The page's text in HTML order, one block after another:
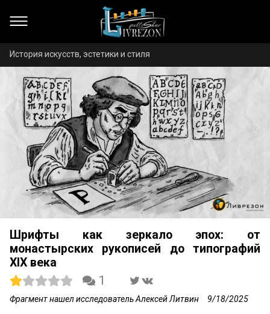
История искусств, эстетики и стиля
Шрифты как зеркало эпох: от
монастырских рукописей до типографий
XIX века
1
Фрагмент нашел исследователь Алексей Литвин 9/18/2025